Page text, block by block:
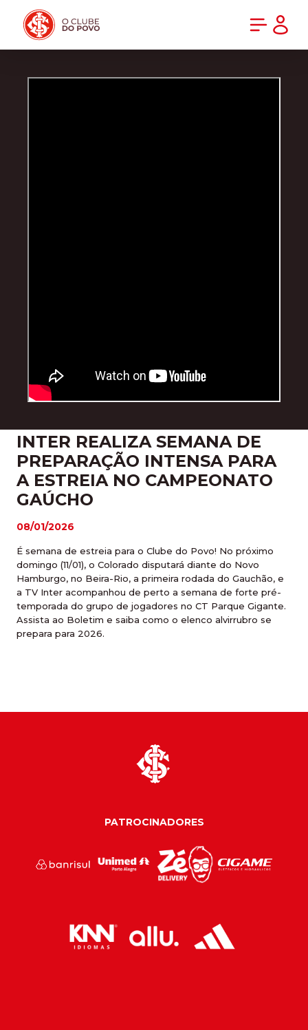
INTER REALIZA SEMANA DE
PREPARAÇÃO INTENSA PARA
A ESTREIA NO CAMPEONATO
GAÚCHO
08/01/2026
É semana de estreia para o Clube do Povo! No próximo
domingo (11/01), o Colorado disputará diante do Novo
Hamburgo, no Beira-Rio, a primeira rodada do Gauchão, e
a TV Inter acompanhou de perto a semana de forte pré-
temporada do grupo de jogadores no CT Parque Gigante.
Assista ao Boletim e saiba como o elenco alvirrubro se
prepara para 2026.
PATROCINADORES